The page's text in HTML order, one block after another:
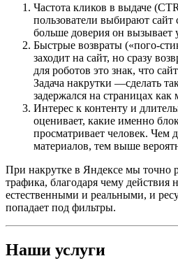
Частота кликов в выдаче
пользователи выбирают сайт
больше доверия он вызывает
Быстрые возвраты («пого-
заходит на сайт, но сразу
для роботов это знак, что
Задача накрутки —сделать
задержался на страницах
Интерес к контенту и
оценивает, какие именно
просматривает человек. Чем
материалов, тем выше
При накрутке в Яндексе мы точно
трафика, благодаря чему действия
естественными и реальными, и
попадает под фильтры.
Наши услуги